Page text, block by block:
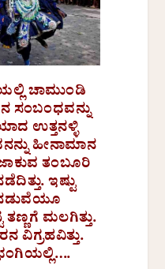
ಚಾಮುಂಡಿ
ಸಂಬಂಧವನ್ನು
ಉತ್ತನಳ್ಳಿ
ಹೀನಾಮಾನ
ತಂಬೂರಿ
ಇಷ್ಟು
ಮಲಗಿತ್ತು.
ವಿಗ್ರಹವಿತ್ತು.